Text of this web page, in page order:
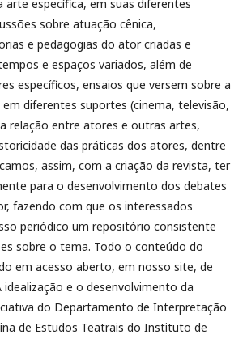
arte específica, em suas diferentes
sobre atuação cênica,
e pedagogias do ator criadas e
e espaços variados, além de
específicos, ensaios que versem sobre a
diferentes suportes (cinema, televisão,
relação entre atores e outras artes,
das práticas dos atores, dentre
assim, com a criação da revista, ter
para o desenvolvimento dos debates
fazendo com que os interessados
periódico um repositório consistente
sobre o tema. Todo o conteúdo do
em acesso aberto, em nosso site, de
e o desenvolvimento da
do Departamento de Interpretação
de Estudos Teatrais do Instituto de